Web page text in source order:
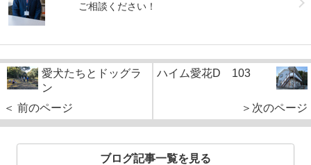
ご相談ください！
愛犬たちとドッグラ
ン
＜ 前のページ
ハイム愛花D 103
＞次のページ
ブログ記事一覧を見る